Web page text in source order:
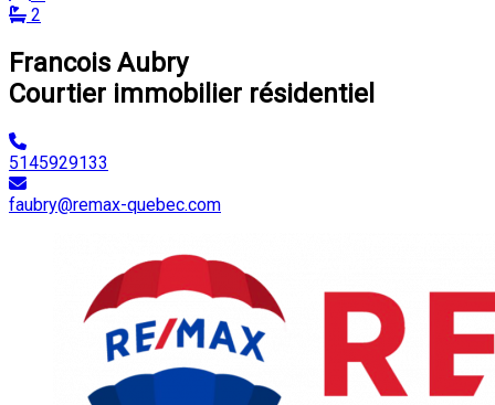
2
Francois Aubry
Courtier immobilier résidentiel
5145929133
faubry@remax-quebec.com